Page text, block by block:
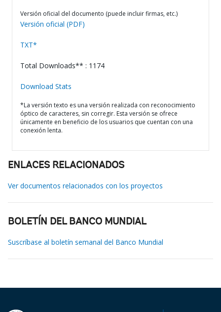
Versión oficial del documento (puede incluir firmas, etc.)
Versión oficial (PDF)
TXT*
Total Downloads** : 1174
Download Stats
*La versión texto es una versión realizada con reconocimiento
óptico de caracteres, sin corregir. Esta versión se ofrece
únicamente en beneficio de los usuarios que cuentan con una
conexión lenta.
ENLACES RELACIONADOS
Ver documentos relacionados con los proyectos
BOLETÍN DEL BANCO MUNDIAL
Suscríbase al boletín semanal del Banco Mundial